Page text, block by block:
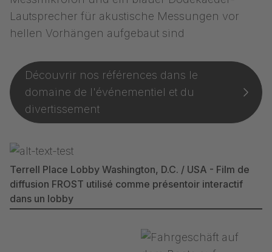
Découvrir nos références dans le
domaine de l'événementiel et du
divertissement
Terrell Place Lobby Washington, D.C. / USA - Film de
diffusion FROST utilisé comme présentoir interactif
dans un lobby